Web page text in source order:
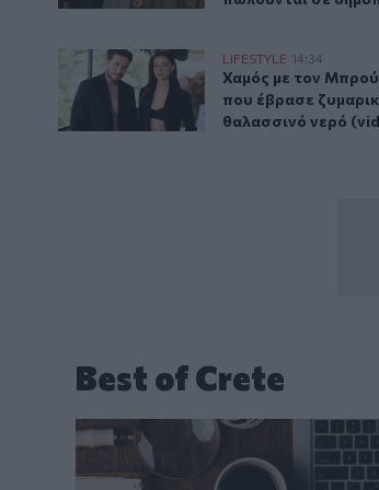
Χαμός με τον Μπρούκλιν Μπέκαμ που
LIFESTYLE 14:34
Χαμός με τον
Χαμός με τον
που έβρασε
θαλασσινό νερό
Best of Crete